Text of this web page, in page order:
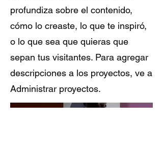
profundiza sobre el contenido,
cómo lo creaste, lo que te inspiró,
o lo que sea que quieras que
sepan tus visitantes. Para agregar
descripciones a los proyectos, ve a
Administrar proyectos.